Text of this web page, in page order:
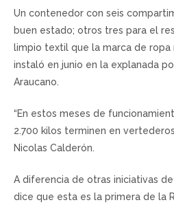
Un contenedor con seis
buen estado; otros tres para el
limpio textil que la marca de ropa
instaló en junio en la explanada
Araucano.
“En estos meses de
2.700 kilos terminen en
Nicolas Calderón.
A diferencia de otras iniciativas
dice que esta es la primera de la